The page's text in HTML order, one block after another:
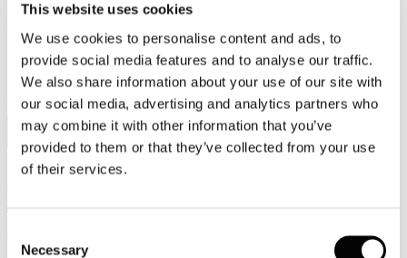
This website uses cookies
We use cookies to personalise content and ads, to
provide social media features and to analyse our traffic.
We also share information about your use of our site with
our social media, advertising and analytics partners who
may combine it with other information that you’ve
provided to them or that they’ve collected from your use
of their services.
Selection
Necessary
dichiarato il Presidente di Assocarta Lorenzo Poli, a margine
dell’appello UE di ieri a Bruxelles.
Leggi di più
Mar, 2026
15 aprile 2026, Giornata Nazionale del
stampa